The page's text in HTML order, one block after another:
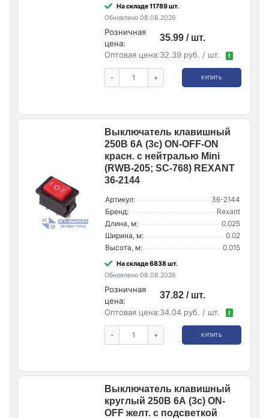
На складе 11789 шт.
Обновлено 08.08.2026
Розничная
цена:
35.99 / шт.
Оптовая цена:32.39 руб. / шт. !
- + КУПИТЬ
Выключатель клавишный
250В 6А (3с) ON-OFF-ON
красн. с нейтралью Mini
(RWB-205; SC-768) REXANT
36-2144
Артикул:
36-2144
Бренд:
Rexant
Длина, м:
0.025
Ширина, м:
0.02
Высота, м:
0.015
На складе 6838 шт.
Обновлено 08.08.2026
Розничная
цена:
37.82 / шт.
Оптовая цена:34.04 руб. / шт. !
- + КУПИТЬ
Выключатель клавишный
круглый 250В 6А (3с) ON-
OFF желт. с подсветкой